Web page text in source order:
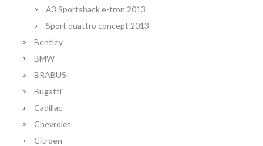
A3 Sportsback e-tron 2013
Sport quattro concept 2013
Bentley
BMW
BRABUS
Bugatti
Cadillac
Chevrolet
Citroën